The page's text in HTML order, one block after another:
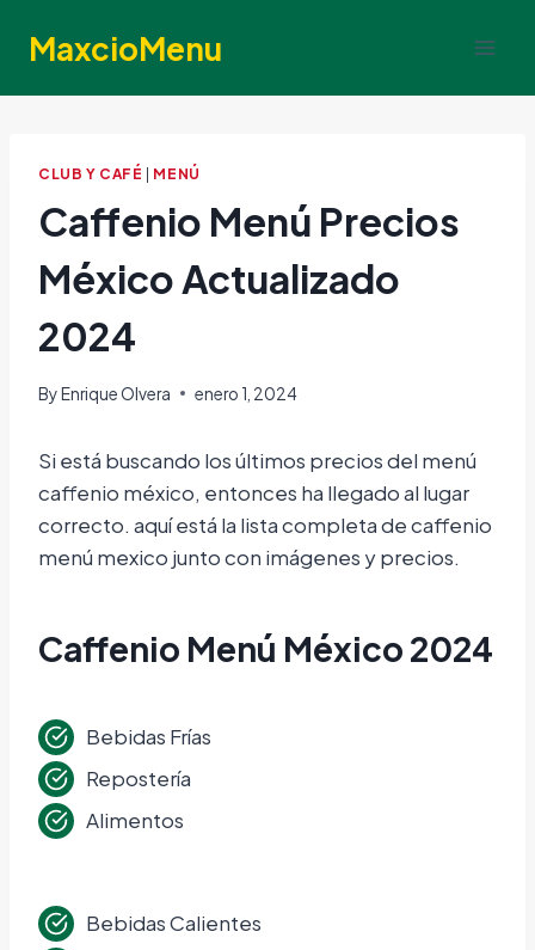
MaxcioMenu
CLUB Y CAFÉ MENÚ
Caffenio Menú Precios
México Actualizado
2024
ByEnrique Olvera enero 1, 2024
Si está buscando los últimos precios del menú
caffenio méxico, entonces ha llegado al lugar
correcto. aquí está la lista completa de caffenio
menú mexico junto con imágenes y precios.
Caffenio Menú México 2024
Bebidas Frías
Repostería
Alimentos
Bebidas Calientes